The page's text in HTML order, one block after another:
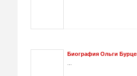
Биография Ольги